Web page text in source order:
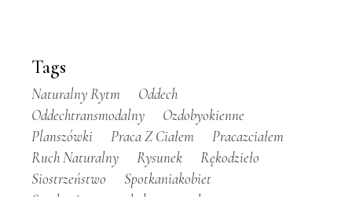
Tags
Naturalny Rytm
Oddech
Oddechtransmodalny
Ozdobyokienne
Planszówki
Praca Z Ciałem
Pracazciałem
Ruch Naturalny
Rysunek
Rękodzieło
Siostrzeństwo
Spotkaniakobiet